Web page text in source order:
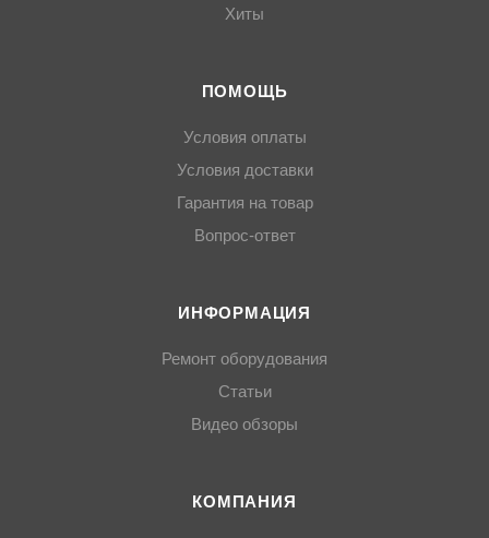
Хиты
ПОМОЩЬ
Условия оплаты
Условия доставки
Гарантия на товар
Вопрос-ответ
ИНФОРМАЦИЯ
Ремонт оборудования
Статьи
Видео обзоры
КОМПАНИЯ